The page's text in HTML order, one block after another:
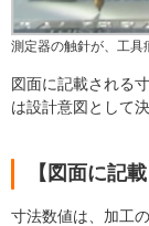
測定器の触針が、工具
図面に記載される
は設計意図として
【図面に記
寸法数値は、加工